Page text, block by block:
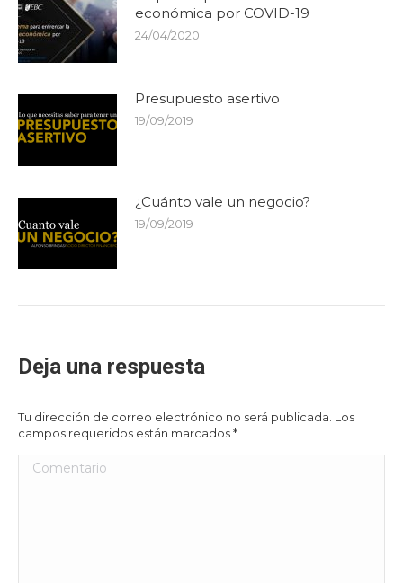
económica por COVID-19
24/04/2020
Presupuesto asertivo
19/09/2019
¿Cuánto vale un negocio?
19/09/2019
Deja una respuesta
Tu dirección de correo electrónico no será publicada. Los
campos requeridos están marcados*
Comentario